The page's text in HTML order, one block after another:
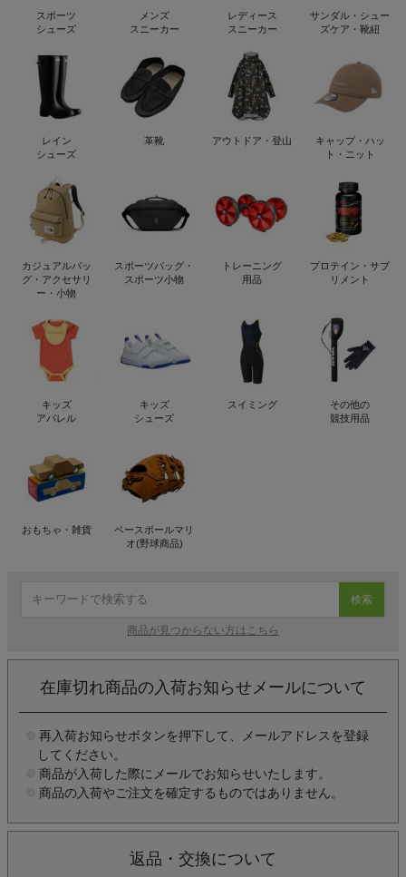
スポーツ
シューズ
メンズ
スニーカー
レディース
スニーカー
サンダル・シュー
ズケア・靴紐
レイン
シューズ
革靴 アウトドア・登山
キャップ・ハッ
ト・ニット
カジュアルバッ
グ・アクセサリ
ー・小物
スポーツバッグ・
スポーツ小物
トレーニング
用品
プロテイン・サプ
リメント
キッズ
アパレル
キッズ
シューズ
スイミング
その他の
競技用品
おもちゃ・雑貨
ベースボールマリ
オ(野球商品)
検索
商品が見つからない方はこちら
在庫切れ商品の入荷お知らせメールについて
再入荷お知らせボタンを押下して、メールアドレスを登録
してください。
商品が入荷した際にメールでお知らせいたします。
商品の入荷やご注文を確定するものではありません。
返品・交換について